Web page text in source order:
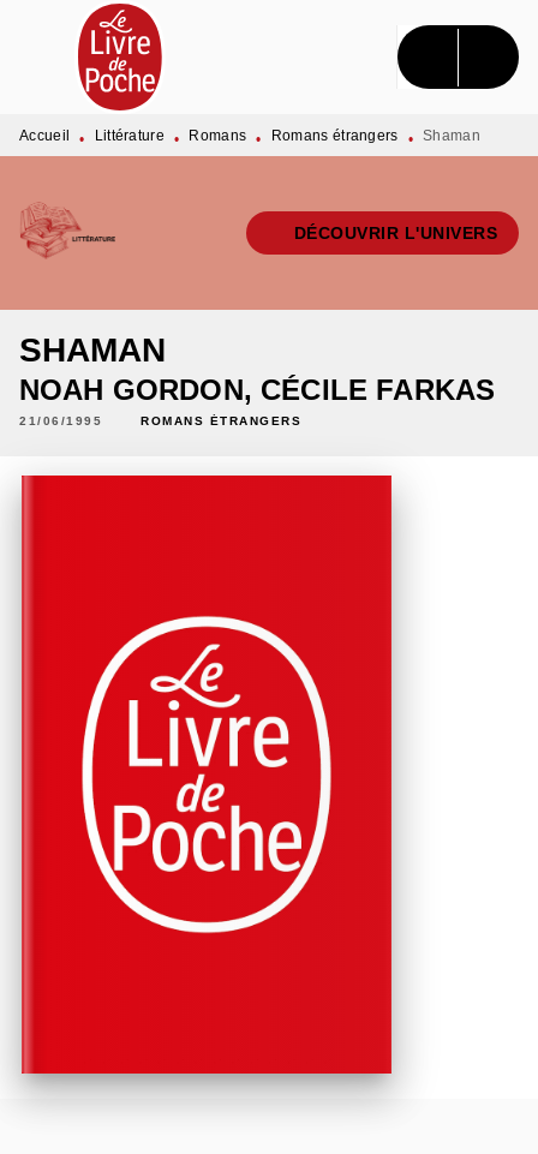
MENU RECHERCHE CONTENU
PIED DE PAGE
Accueil • Littérature • Romans • Romans étrangers • Shaman
DÉCOUVRIR L'UNIVERS
SHAMAN
NOAH GORDON, CÉCILE FARKAS
21/06/1995 ROMANS ÉTRANGERS